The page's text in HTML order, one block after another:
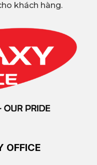
khách hàng.
OFFICE